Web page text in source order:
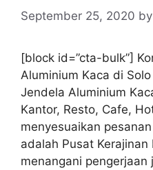
September 25, 2020 by
[block id=”cta-bulk”]
Aluminium Kaca di
Jendela Aluminium
Kantor, Resto, Cafe,
menyesuaikan
adalah Pusat
menangani pengerjaan